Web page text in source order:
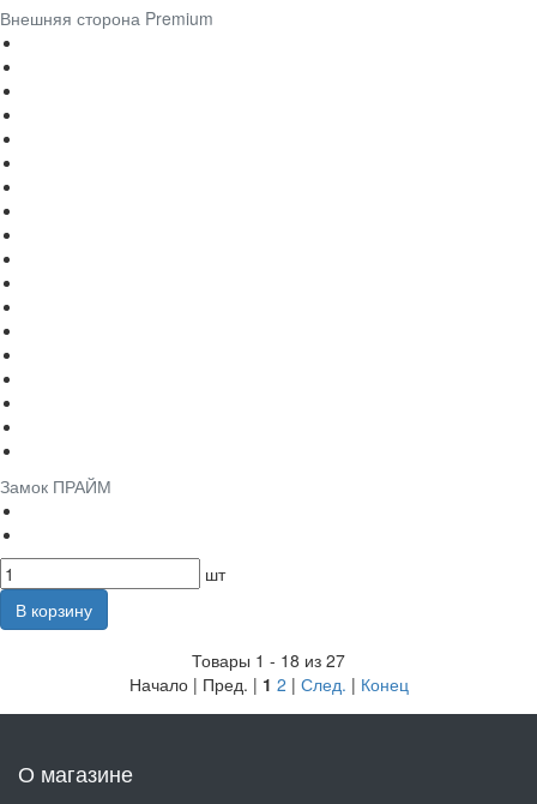
Внешняя сторона Premium
Замок ПРАЙМ
шт
В корзину
Товары 1 - 18 из 27
Начало | Пред. | 1 2 | След. | Конец
О магазине